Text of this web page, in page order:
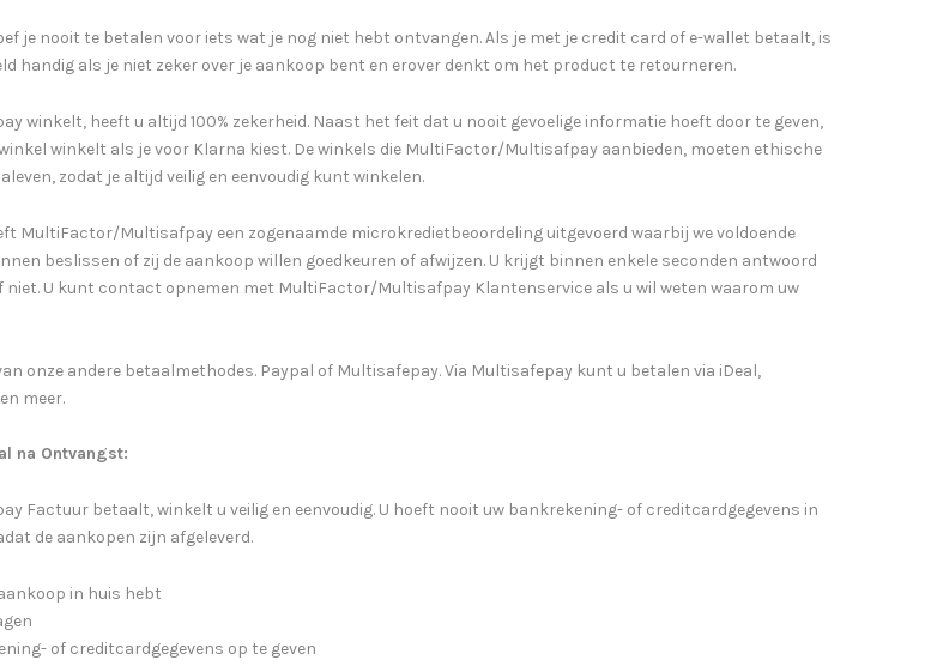
je nooit te betalen voor iets wat je nog niet hebt ontvangen. Als je met je credit card of e-wallet betaalt, is
handig als je niet zeker over je aankoop bent en erover denkt om het product te retourneren.
winkelt, heeft u altijd 100% zekerheid. Naast het feit dat u nooit gevoelige informatie hoeft door te geven,
winkelt als je voor Klarna kiest. De winkels die MultiFactor/Multisafpay aanbieden, moeten ethische
zodat je altijd veilig en eenvoudig kunt winkelen.
MultiFactor/Multisafpay een zogenaamde microkredietbeoordeling uitgevoerd waarbij we voldoende
beslissen of zij de aankoop willen goedkeuren of afwijzen. U krijgt binnen enkele seconden antwoord
niet. U kunt contact opnemen met MultiFactor/Multisafpay Klantenservice als u wil weten waarom uw
onze andere betaalmethodes. Paypal of Multisafepay. Via Multisafepay kunt u betalen via iDeal,
meer.
na Ontvangst:
Factuur betaalt, winkelt u veilig en eenvoudig. U hoeft nooit uw bankrekening- of creditcardgegevens in
de aankopen zijn afgeleverd.
in huis hebt
of creditcardgegevens op te geven